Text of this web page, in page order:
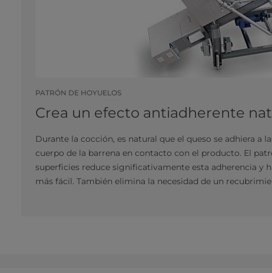
PATRÓN DE HOYUELOS
Crea un efecto antiadherente
Durante la cocción, es natural que el queso se adhiera a
cuerpo de la barrena en contacto con el producto. El
superficies reduce significativamente esta adherencia y
más fácil. También elimina la necesidad de un